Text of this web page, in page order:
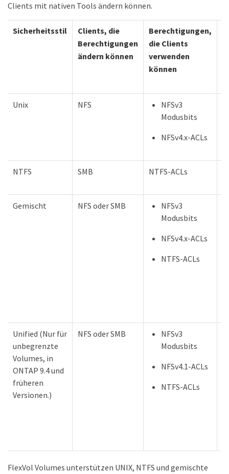
Clients mit nativen Tools ändern können.
Sicherheitsstil
Clients, die
Berechtigungen
ändern können
Berechtigungen,
die Clients
verwenden
können
Unix NFS
NFSv3
Modusbits
NFSv4.x-ACLs
NTFS SMB NTFS-ACLs
Gemischt NFS oder SMB
NFSv3
Modusbits
NFSv4.x-ACLs
NTFS-ACLs
Unified (Nur für
unbegrenzte
Volumes, in
ONTAP 9.4 und
früheren
Versionen.)
NFS oder SMB
NFSv3
Modusbits
NFSv4.1-ACLs
NTFS-ACLs
FlexVol Volumes unterstützen UNIX, NTFS und gemischte